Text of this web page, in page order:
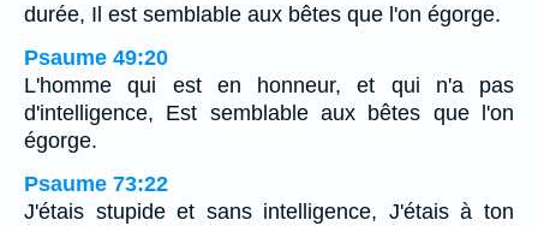
durée, Il est semblable aux bêtes que l'on égorge.
Psaume 49:20
L'homme qui est en honneur, et qui n'a pas
d'intelligence, Est semblable aux bêtes que l'on
égorge.
Psaume 73:22
J'étais stupide et sans intelligence, J'étais à ton